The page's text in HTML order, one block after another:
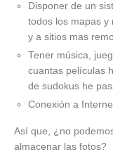
Disponer de un
todos los mapas y
y a sitios mas
Tener música,
cuantas películas
de sudokus he
Conexión a
Así que, ¿no
almacenar las fotos?